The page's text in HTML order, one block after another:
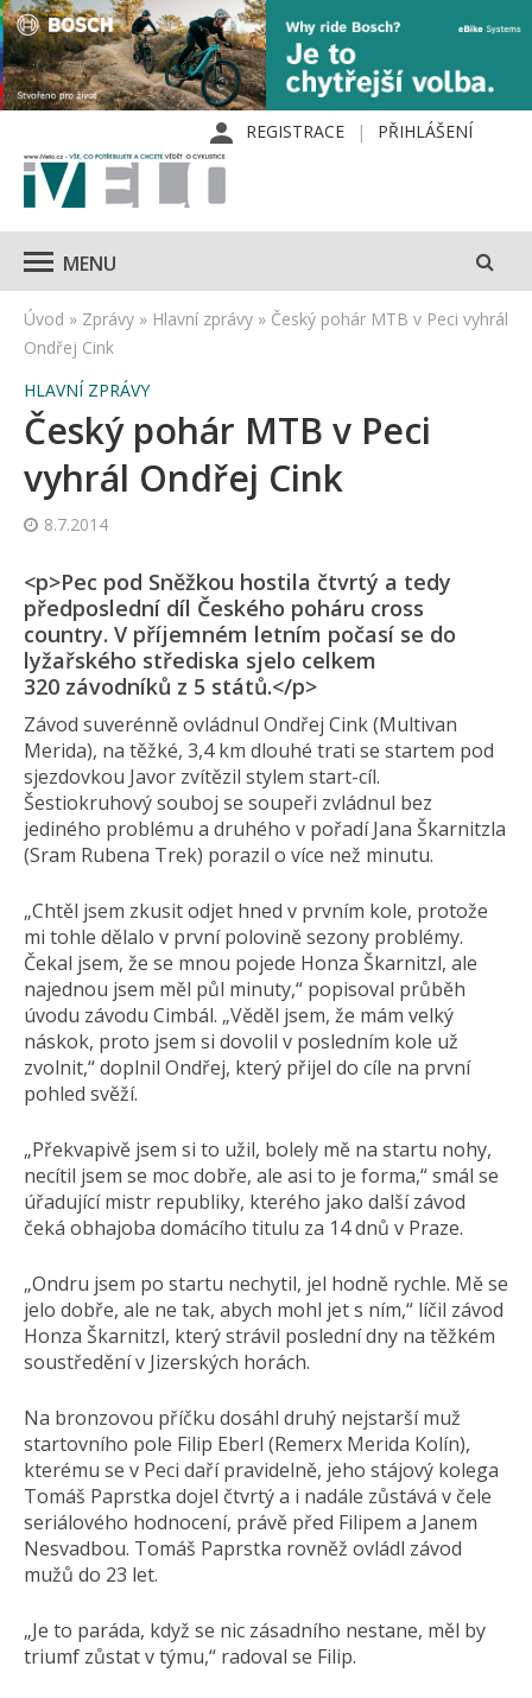
REGISTRACE PŘIHLÁŠENÍ
MENU
Úvod » Zprávy » Hlavní zprávy » Český pohár MTB v Peci vyhrál
Ondřej Cink
HLAVNÍ ZPRÁVY
Český pohár MTB v Peci
vyhrál Ondřej Cink
8.7.2014
<p>Pec pod Sněžkou hostila čtvrtý a tedy
předposlední díl Českého poháru cross
country. V příjemném letním počasí se do
lyžařského střediska sjelo celkem
320 závodníků z 5 států.</p>
Závod suverénně ovládnul Ondřej Cink (Multivan
Merida), na těžké, 3,4 km dlouhé trati se startem pod
sjezdovkou Javor zvítězil stylem start-cíl.
Šestiokruhový souboj se soupeři zvládnul bez
jediného problému a druhého v pořadí Jana Škarnitzla
(Sram Rubena Trek) porazil o více než minutu.
„Chtěl jsem zkusit odjet hned v prvním kole, protože
mi tohle dělalo v první polovině sezony problémy.
Čekal jsem, že se mnou pojede Honza Škarnitzl, ale
najednou jsem měl půl minuty,“ popisoval průběh
úvodu závodu Cimbál. „Věděl jsem, že mám velký
náskok, proto jsem si dovolil v posledním kole už
zvolnit,“ doplnil Ondřej, který přijel do cíle na první
pohled svěží.
„Překvapivě jsem si to užil, bolely mě na startu nohy,
necítil jsem se moc dobře, ale asi to je forma,“ smál se
úřadující mistr republiky, kterého jako další závod
čeká obhajoba domácího titulu za 14 dnů v Praze.
„Ondru jsem po startu nechytil, jel hodně rychle. Mě se
jelo dobře, ale ne tak, abych mohl jet s ním,“ líčil závod
Honza Škarnitzl, který strávil poslední dny na těžkém
soustředění v Jizerských horách.
Na bronzovou příčku dosáhl druhý nejstarší muž
startovního pole Filip Eberl (Remerx Merida Kolín),
kterému se v Peci daří pravidelně, jeho stájový kolega
Tomáš Paprstka dojel čtvrtý a i nadále zůstává v čele
seriálového hodnocení, právě před Filipem a Janem
Nesvadbou. Tomáš Paprstka rovněž ovládl závod
mužů do 23 let.
„Je to paráda, když se nic zásadního nestane, měl by
triumf zůstat v týmu,“ radoval se Filip.